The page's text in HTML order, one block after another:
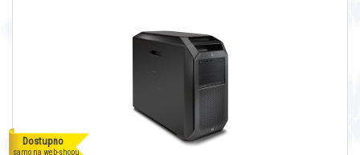
Dostupno
samo na web-shopu